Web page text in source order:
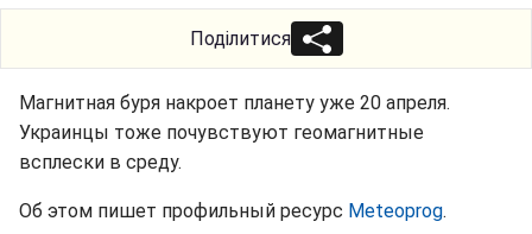
Поділитися
Магнитная буря накроет планету уже 20 апреля.
Украинцы тоже почувствуют геомагнитные
всплески в среду.
Об этом пишет профильный ресурс Meteoprog.